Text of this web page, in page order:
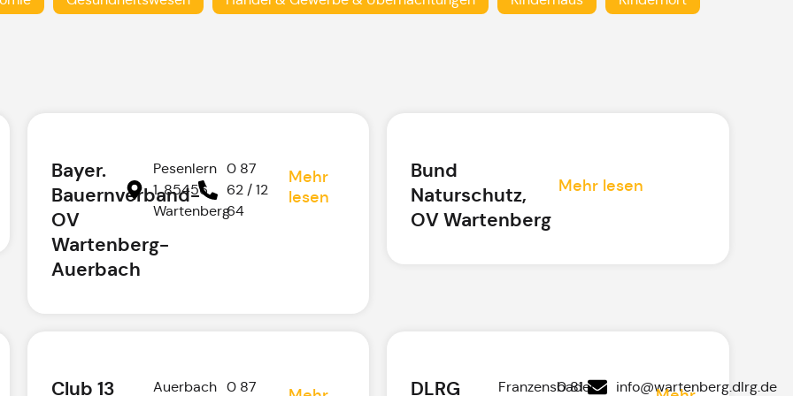
Bayer.
Bauernverband-
OV
Wartenberg-
Auerbach
Pesenlern
1, 85456
Wartenberg
0 87
62 / 12
64
Mehr
lesen
Bund
Naturschutz,
OV Wartenberg
Mehr lesen
Club 13
Auerbach 0 87
DLRG
Franzensbader
0 81
info@wartenberg.dlrg.de